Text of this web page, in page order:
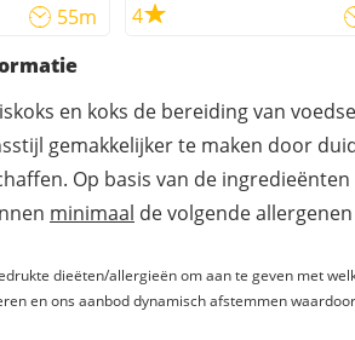
55m
4
en koks de bereiding van
gemakkelijker te maken door
Op basis van de
minimaal de volgende
dieëten/allergieën om aan te geven met
en ons aanbod dynamisch afstemmen